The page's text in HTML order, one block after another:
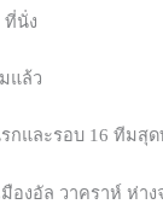
ที่นั่ง
แล้ว
กและรอบ 16 ทีมสุด
องอัล วาคราห์ ห่าง